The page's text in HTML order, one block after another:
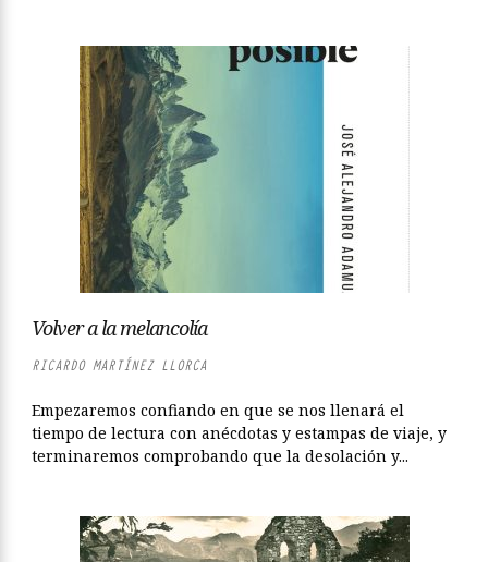
Volver a la melancolía
RICARDO MARTÍNEZ LLORCA
Empezaremos confiando en que se nos llenará el
tiempo de lectura con anécdotas y estampas de viaje, y
terminaremos comprobando que la desolación y...